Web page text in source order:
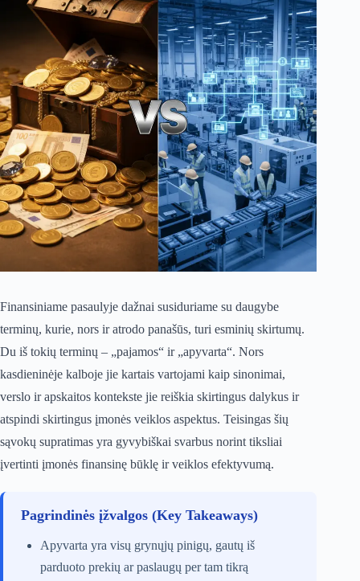
Finansiniame pasaulyje dažnai susiduriame su daugybe
terminų, kurie, nors ir atrodo panašūs, turi esminių skirtumų.
Du iš tokių terminų – „pajamos“ ir „apyvarta“. Nors
kasdieninėje kalboje jie kartais vartojami kaip sinonimai,
verslo ir apskaitos kontekste jie reiškia skirtingus dalykus ir
atspindi skirtingus įmonės veiklos aspektus. Teisingas šių
sąvokų supratimas yra gyvybiškai svarbus norint tiksliai
įvertinti įmonės finansinę būklę ir veiklos efektyvumą.
Pagrindinės įžvalgos (Key Takeaways)
Apyvarta yra visų grynųjų pinigų, gautų iš
parduoto prekių ar paslaugų per tam tikrą